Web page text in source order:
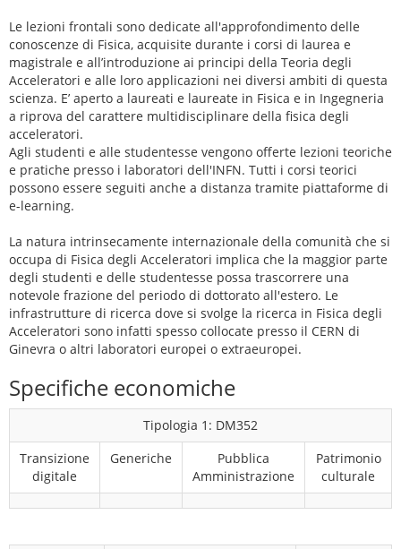
Le lezioni frontali sono dedicate all'approfondimento delle
conoscenze di Fisica, acquisite durante i corsi di laurea e
magistrale e all’introduzione ai principi della Teoria degli
Acceleratori e alle loro applicazioni nei diversi ambiti di questa
scienza. E’ aperto a laureati e laureate in Fisica e in Ingegneria
a riprova del carattere multidisciplinare della fisica degli
acceleratori.
Agli studenti e alle studentesse vengono offerte lezioni teoriche
e pratiche presso i laboratori dell'INFN. Tutti i corsi teorici
possono essere seguiti anche a distanza tramite piattaforme di
e-learning.
La natura intrinsecamente internazionale della comunità che si
occupa di Fisica degli Acceleratori implica che la maggior parte
degli studenti e delle studentesse possa trascorrere una
notevole frazione del periodo di dottorato all'estero. Le
infrastrutture di ricerca dove si svolge la ricerca in Fisica degli
Acceleratori sono infatti spesso collocate presso il CERN di
Ginevra o altri laboratori europei o extraeuropei.
Specifiche economiche
Tipologia 1: DM352
Transizione
digitale
Generiche
Pubblica
Amministrazione
Patrimonio
culturale